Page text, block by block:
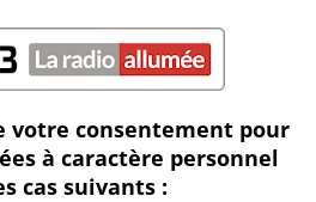
de travail ardues sont
sociaux (CISSS) de la
votre consentement pour
à caractère personnel
cas suivants :